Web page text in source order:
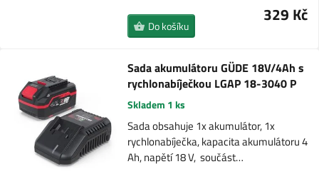
329 Kč
Do košíku
Sada akumulátoru GÜDE 18V/4Ah s
rychlonabíječkou LGAP 18-3040 P
Skladem 1 ks
Sada obsahuje 1x akumulátor, 1x
rychlonabíječka, kapacita akumulátoru 4
Ah, napětí 18 V, součást…